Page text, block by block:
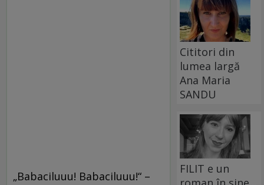
„Babaciluuu! Babaciluuu!“ –
Cititori din
lumea largă
Ana Maria
SANDU
FILIT e un